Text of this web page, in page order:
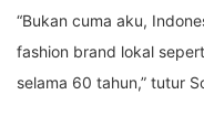
“Bukan cuma aku,
fashion brand lokal
selama 60 tahun,” tutur